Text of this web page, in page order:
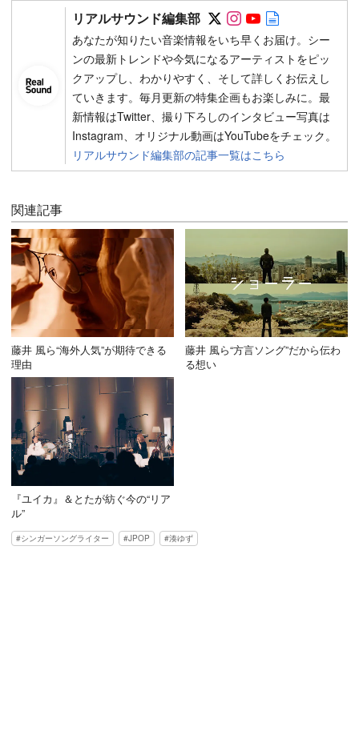
リアルサウンド編集部 Follow on SNS
Follow on SNS
Follow on
あなたが知りたい音楽情報をいち早くお届け。シー
ンの最新トレンドや今気になるアーティストをピッ
クアップし、わかりやすく、そして詳しくお伝えし
ていきます。毎月更新の特集企画もお楽しみに。最
新情報はTwitter、撮り下ろしのインタビュー写真は
Instagram、オリジナル動画はYouTubeをチェック。
リアルサウンド編集部の記事一覧はこちら
関連記事
藤井 風ら“海外人気”が期待できる
理由
藤井 風ら“方言ソング”だから伝わ
る想い
『ユイカ』＆とたが紡ぐ今の“リア
ル”
シンガーソングライター JPOP 湊ゆず